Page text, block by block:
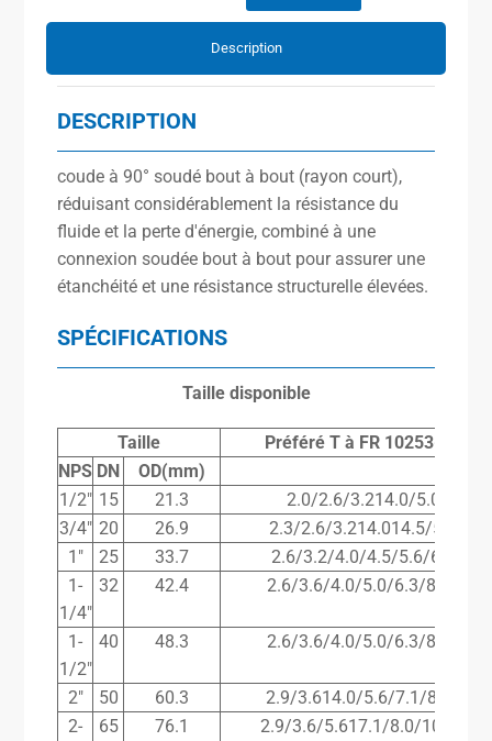
Description
DESCRIPTION
coude à 90° soudé bout à bout (rayon court),
réduisant considérablement la résistance du
fluide et la perte d'énergie, combiné à une
connexion soudée bout à bout pour assurer une
étanchéité et une résistance structurelle élevées.
SPÉCIFICATIONS
Taille disponible
Taille Préféré T à FR 10253-
NPS DN
OD(mm)
1/2″ 15 21.3
2.0/2.6/3.214.0/5.0/7.1
3/4″ 20 26.9
2.3/2.6/3.214.014.5/5.6/8.0
1″
25 33.7
2.6/3.2/4.0/4.5/5.6/6.3/8.8
1-
1/4″
32 42.4 2.6/3.6/4.0/5.0/6.3/8.0/10.0
1-
1/2″
40 48.3 2.6/3.6/4.0/5.0/6.3/8.0/10.0
2″ 50 60.3
2.9/3.614.0/5.6/7.1/8.8/11.0
2-
65 76.1 2.9/3.6/5.617.1/8.0/10.0/